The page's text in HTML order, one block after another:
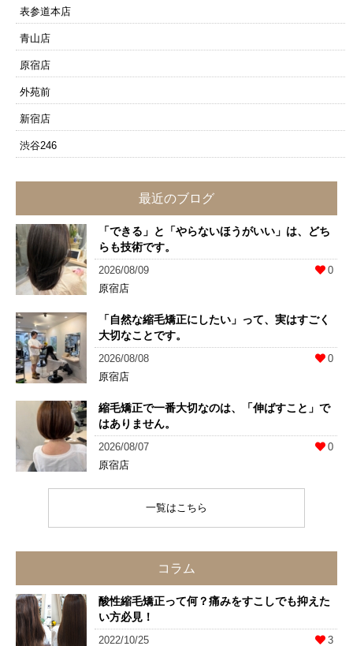
表参道本店
青山店
原宿店
外苑前
新宿店
渋谷246
最近のブログ
「できる」と「やらないほうがいい」は、どち
らも技術です。
2026/08/09
0
原宿店
「自然な縮毛矯正にしたい」って、実はすごく
大切なことです。
2026/08/08
0
原宿店
縮毛矯正で一番大切なのは、「伸ばすこと」で
はありません。
2026/08/07
0
原宿店
一覧はこちら
コラム
酸性縮毛矯正って何？痛みをすこしでも抑えた
い方必見！
2022/10/25 3